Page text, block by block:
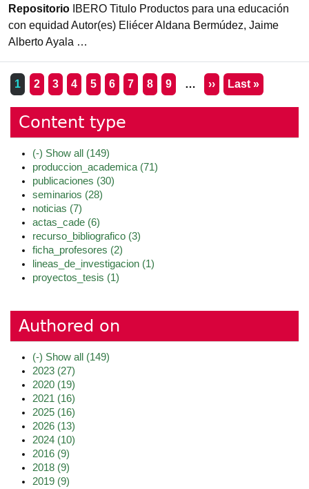
Repositorio IBERO Titulo Productos para una educación
con equidad Autor(es) Eliécer Aldana Bermúdez, Jaime
Alberto Ayala …
Paginación
1 2 3 4 5 6 7 8 9 … ››Siguiente página
Last »Última
Content type
(-) Show all
(149)
produccion_academica (71)
publicaciones (30)
seminarios (28)
noticias (7)
actas_cade (6)
recurso_bibliografico (3)
ficha_profesores (2)
lineas_de_investigacion (1)
proyectos_tesis (1)
Authored on
(-) Show all
(149)
2023 (27)
2020 (19)
2021 (16)
2025 (16)
2026 (13)
2024 (10)
2016 (9)
2018 (9)
2019 (9)